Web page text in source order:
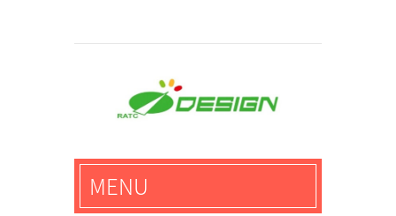
馬路科技創意設計-3D公
仔,文創,獎盃設計專家
MENU